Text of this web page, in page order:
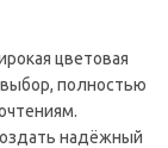
цветовая
полностью
надёжный